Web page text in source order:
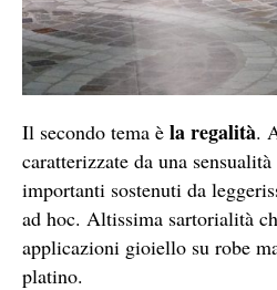
Il secondo tema è la regalità.
caratterizzate da una
importanti sostenuti da
ad hoc. Altissima sartorialità
applicazioni gioiello su robe
platino.